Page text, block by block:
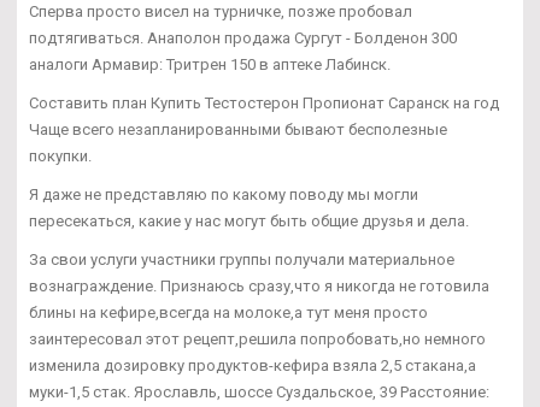
Сперва просто висел на турничке, позже пробовал
подтягиваться. Анаполон продажа Сургут - Болденон 300
аналоги Армавир: Тритрен 150 в аптеке Лабинск.
Составить план Купить Тестостерон Пропионат Саранск на год
Чаще всего незапланированными бывают бесполезные
покупки.
Я даже не представляю по какому поводу мы могли
пересекаться, какие у нас могут быть общие друзья и дела.
За свои услуги участники группы получали материальное
вознаграждение. Признаюсь сразу,что я никогда не готовила
блины на кефире,всегда на молоке,а тут меня просто
заинтересовал этот рецепт,решила попробовать,но немного
изменила дозировку продуктов-кефира взяла 2,5 стакана,а
муки-1,5 стак. Ярославль, шоссе Суздальское, 39 Расстояние: